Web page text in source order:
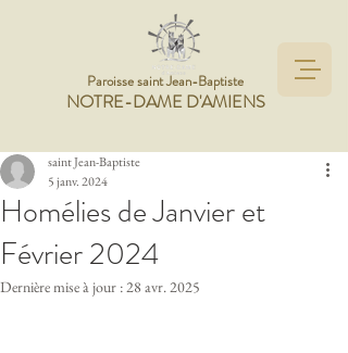
NOTRE-DAME D'AMIENS
Paroisse saint Jean-Baptiste
Homélies de Janvier et
Février 2024
saint Jean-Baptiste
5 janv. 2024
Dernière mise à jour :28 avr. 2025